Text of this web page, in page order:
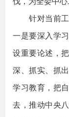
针对当前工
一是要深入学
设重要论述，
深、抓实、抓
学习教育，把
去，推动中央